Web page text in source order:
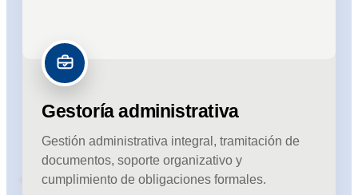
Gestoría administrativa
Gestión administrativa integral, tramitación de
documentos, soporte organizativo y
cumplimiento de obligaciones formales.